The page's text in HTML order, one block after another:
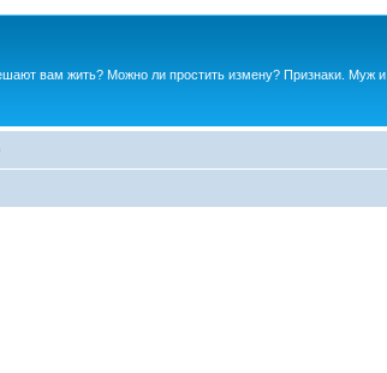
вам жить? Можно ли простить измену? Признаки. Муж и